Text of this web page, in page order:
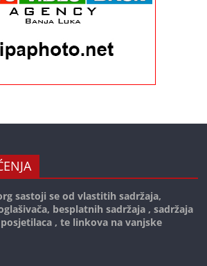
sastoji se od vlastitih sadržaja,
besplatnih sadržaja , sadržaja
, te linkova na vanjske